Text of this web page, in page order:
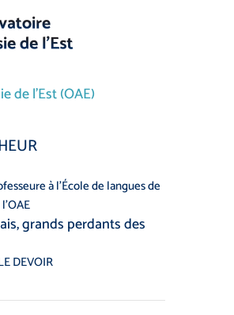
littérature japonaise,
des haïkus et des
est paru dans Le Soleil
de l’Est (OAE)
à l’École de langues de
grands perdants des
DEVOIR